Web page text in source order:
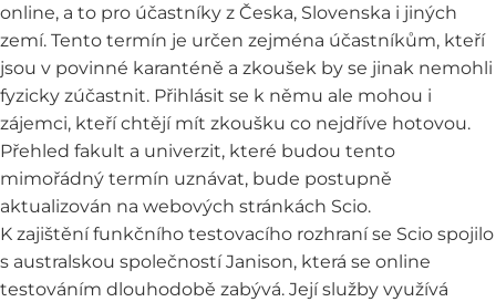
online, a to pro účastníky z Česka, Slovenska i jiných
zemí. Tento termín je určen zejména účastníkům, kteří
jsou v povinné karanténě a zkoušek by se jinak nemohli
fyzicky zúčastnit. Přihlásit se k němu ale mohou i
zájemci, kteří chtějí mít zkoušku co nejdříve hotovou.
Přehled fakult a univerzit, které budou tento
mimořádný termín uznávat, bude postupně
aktualizován na webových stránkách Scio.
K zajištění funkčního testovacího rozhraní se Scio spojilo
s australskou společností Janison, která se online
testováním dlouhodobě zabývá. Její služby využívá